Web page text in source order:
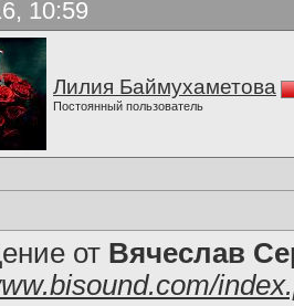
10:59
Лилия Баймухаметова
Постоянный пользователь
от Вячеслав